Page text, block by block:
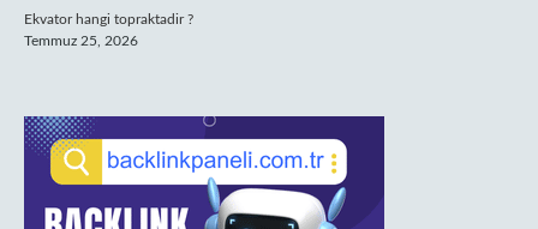
Ekvator hangi topraktadir ?
Temmuz 25, 2026